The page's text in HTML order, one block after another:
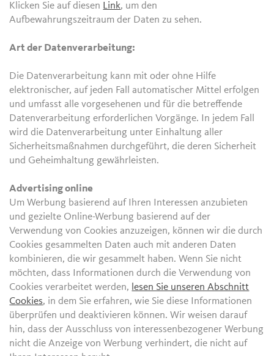
Klicken Sie auf diesen Link, um den
Aufbewahrungszeitraum der Daten zu sehen.
Art der Datenverarbeitung:
Die Datenverarbeitung kann mit oder ohne Hilfe
elektronischer, auf jeden Fall automatischer Mittel erfolgen
und umfasst alle vorgesehenen und für die betreffende
Datenverarbeitung erforderlichen Vorgänge. In jedem Fall
wird die Datenverarbeitung unter Einhaltung aller
Sicherheitsmaßnahmen durchgeführt, die deren Sicherheit
und Geheimhaltung gewährleisten.
Advertising online
Um Werbung basierend auf Ihren Interessen anzubieten
und gezielte Online-Werbung basierend auf der
Verwendung von Cookies anzuzeigen, können wir die durch
Cookies gesammelten Daten auch mit anderen Daten
kombinieren, die wir gesammelt haben. Wenn Sie nicht
möchten, dass Informationen durch die Verwendung von
Cookies verarbeitet werden, lesen Sie unseren Abschnitt
Cookies, in dem Sie erfahren, wie Sie diese Informationen
überprüfen und deaktivieren können. Wir weisen darauf
hin, dass der Ausschluss von interessenbezogener Werbung
nicht die Anzeige von Werbung verhindert, die nicht auf